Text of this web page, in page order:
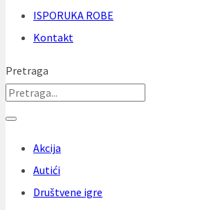
ISPORUKA ROBE
Kontakt
Pretraga
Akcija
Autići
Društvene igre